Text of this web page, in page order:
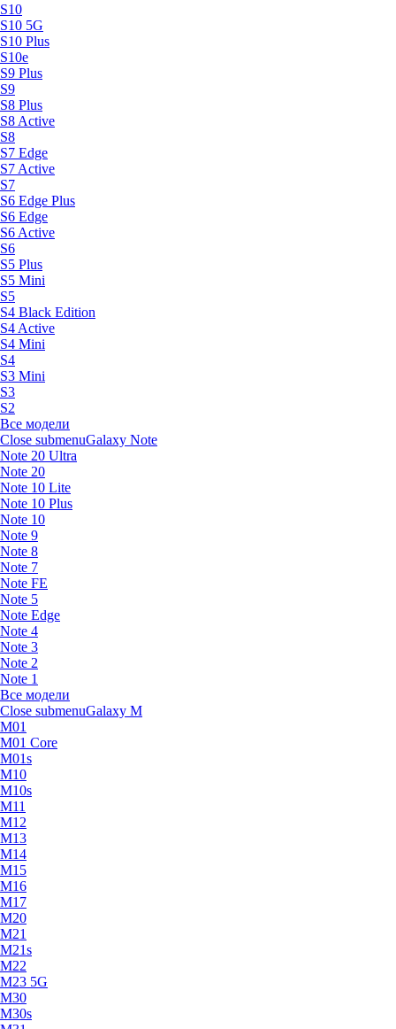
S10
S10 5G
S10 Plus
S10e
S9 Plus
S9
S8 Plus
S8 Active
S8
S7 Edge
S7 Active
S7
S6 Edge Plus
S6 Edge
S6 Active
S6
S5 Plus
S5 Mini
S5
S4 Black Edition
S4 Active
S4 Mini
S4
S3 Mini
S3
S2
Все модели
Close submenuGalaxy Note
Note 20 Ultra
Note 20
Note 10 Lite
Note 10 Plus
Note 10
Note 9
Note 8
Note 7
Note FE
Note 5
Note Edge
Note 4
Note 3
Note 2
Note 1
Все модели
Close submenuGalaxy M
M01
M01 Core
M01s
M10
M10s
M11
M12
M13
M14
M15
M16
M17
M20
M21
M21s
M22
M23 5G
M30
M30s